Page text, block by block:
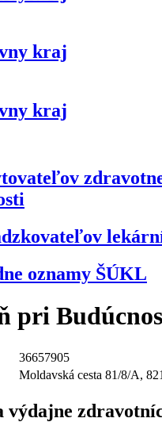
kraj
kraj
oznamy ŠÚKL
pri
36657905
Moldavská cesta 81/8/A,
výdajne